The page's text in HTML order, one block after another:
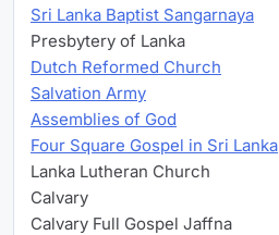
Sri Lanka Baptist Sangarnaya
Presbytery of Lanka
Dutch Reformed Church
Salvation Army
Assemblies of God
Four Square Gospel in Sri Lanka
Lanka Lutheran Church
Calvary
Calvary Full Gospel Jaffna